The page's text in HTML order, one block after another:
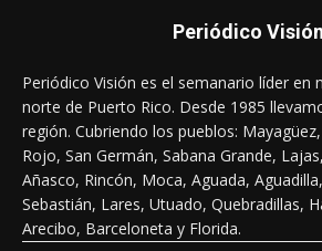
Periódico Visión
Periódico Visión es el semanario líder en
norte de Puerto Rico. Desde 1985
región. Cubriendo los pueblos:
Rojo, San Germán, Sabana Grande,
Añasco, Rincón, Moca, Aguada,
Sebastián, Lares, Utuado, Quebradillas,
Arecibo, Barceloneta y Florida.